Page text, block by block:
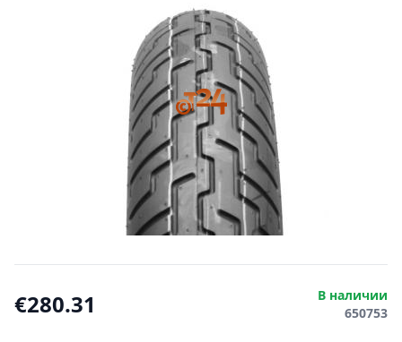
€280.31
В наличии
650753